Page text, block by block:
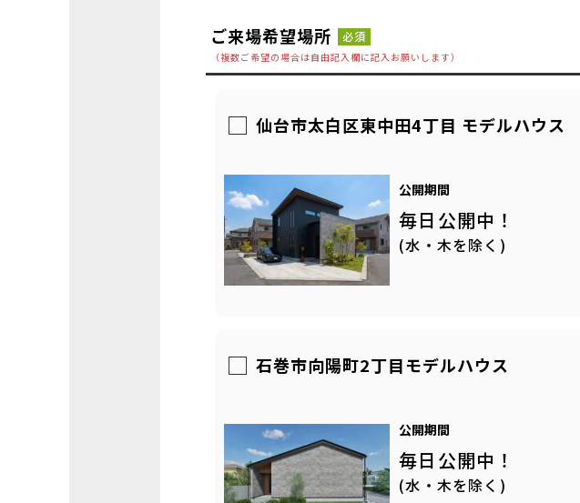
ご来場希望場所 必須
（複数ご希望の場合は自由記入欄に記入お願いします）
仙台市太白区東中田4丁目 モデルハウス
公開期間
毎日公開中！
(水・木を除く)
石巻市向陽町2丁目モデルハウス
公開期間
毎日公開中！
(水・木を除く)